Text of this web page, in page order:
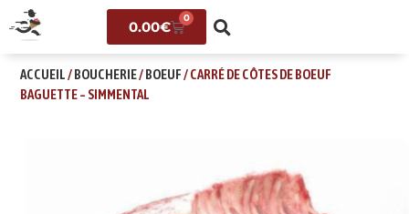
0.00€
0
ACCUEIL/BOUCHERIE/BOEUF/ CARRÉ DE CÔTES DE BOEUF
BAGUETTE – SIMMENTAL